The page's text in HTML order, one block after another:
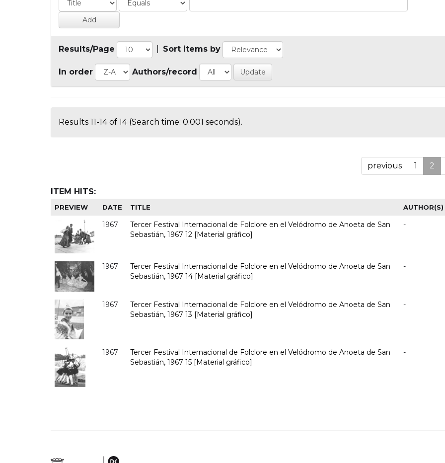
Results/Page Sort items by
In order Authors/record
Results 11-14 of 14 (Search time: 0.001 seconds).
previous 1 2
ITEM HITS:
PREVIEW DATE TITLE AUTHOR(S)
1967
Tercer Festival Internacional de Folclore en el Velódromo de Anoeta de San
Sebastián, 1967 12 [Material gráfico]
-
1967
Tercer Festival Internacional de Folclore en el Velódromo de Anoeta de San
Sebastián, 1967 14 [Material gráfico]
-
1967
Tercer Festival Internacional de Folclore en el Velódromo de Anoeta de San
Sebastián, 1967 13 [Material gráfico]
-
1967
Tercer Festival Internacional de Folclore en el Velódromo de Anoeta de San
Sebastián, 1967 15 [Material gráfico]
-